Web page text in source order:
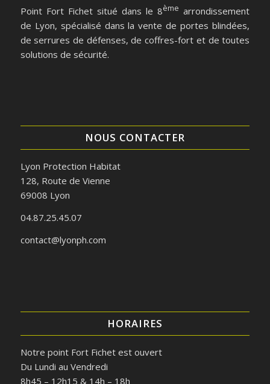
Point Fort Fichet situé dans le 8ème arrondissement
de Lyon, spécialisé dans la vente de portes blindées,
de serrures de défenses, de coffres-fort et de toutes
solutions de sécurité.
NOUS CONTACTER
Lyon Protection Habitat
128, Route de Vienne
69008 Lyon
04.87.25.45.07
contact@lyonph.com
HORAIRES
Notre point Fort Fichet est ouvert
Du Lundi au Vendredi
8h45 – 12h15 & 14h – 18h